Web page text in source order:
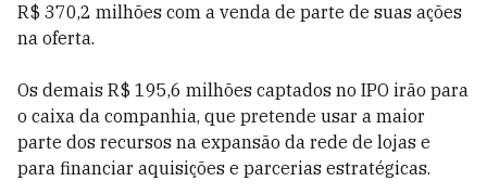
R$ 370,2 milhões com a venda de parte de suas ações
na oferta.
Os demais R$ 195,6 milhões captados no IPO irão para
o caixa da companhia, que pretende usar a maior
parte dos recursos na expansão da rede de lojas e
para financiar aquisições e parcerias estratégicas.